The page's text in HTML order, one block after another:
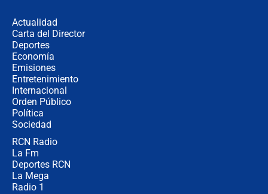
Actualidad
Carta del Director
Deportes
Economía
Emisiones
Entretenimiento
Internacional
Orden Público
Política
Sociedad
RCN Radio
La Fm
Deportes RCN
La Mega
Radio 1